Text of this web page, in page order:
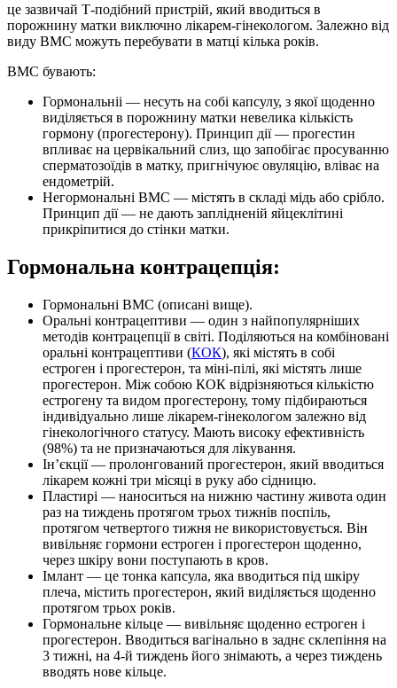
це зазвичай Т-подібний пристрій, який вводиться в
порожнину матки виключно лікарем-гінекологом. Залежно від
виду ВМС можуть перебувати в матці кілька років.
ВМС бувають:
Гормональніі — несуть на собі капсулу, з якої щоденно
виділяється в порожнину матки невелика кількість
гормону (прогестерону). Принцип дії — прогестин
впливає на цервікальний слиз, що запобігає просуванню
сперматозоїдів в матку, пригнічуює овуляцію, вліває на
ендометрій.
Негормональні ВМС — містять в складі мідь або срібло.
Принцип дії — не дають заплідненій яйцеклітині
прикріпитися до стінки матки.
Гормональна контрацепція:
Гормональні ВМС (описані вище).
Оральні контрацептиви — один з найпопулярніших
методів контрацепції в світі. Поділяються на комбіновані
оральні контрацептиви (КОК), які містять в собі
естроген і прогестерон, та міні-пілі, які містять лише
прогестерон. Між собою КОК відрізняються кількістю
естрогену та видом прогестерону, тому підбираються
індивідуально лише лікарем-гінекологом залежно від
гінекологічного статусу. Мають високу ефективність
(98%) та не призначаються для лікування.
Ін’єкції — пролонгований прогестерон, який вводиться
лікарем кожні три місяці в руку або сідницю.
Пластирі — наноситься на нижню частину живота один
раз на тиждень протягом трьох тижнів поспіль,
протягом четвертого тижня не використовується. Він
вивільняє гормони естроген і прогестерон щоденно,
через шкіру вони поступають в кров.
Імлант — це тонка капсула, яка вводиться під шкіру
плеча, містить прогестерон, який виділяється щоденно
протягом трьох років.
Гормональне кільце — вивільняє щоденно естроген і
прогестерон. Вводиться вагінально в заднє склепіння на
3 тижні, на 4-й тиждень його знімають, а через тиждень
вводять нове кільце.